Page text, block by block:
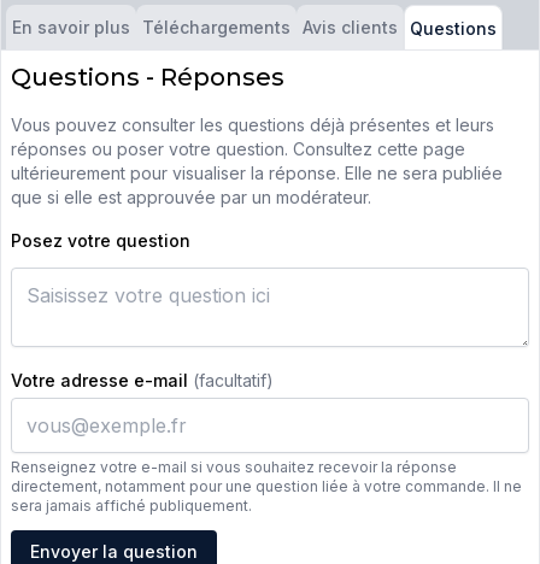
En savoir plus Téléchargements Avis clients Questions
Questions - Réponses
Vous pouvez consulter les questions déjà présentes et leurs
réponses ou poser votre question. Consultez cette page
ultérieurement pour visualiser la réponse. Elle ne sera publiée
que si elle est approuvée par un modérateur.
Posez votre question
Votre adresse e-mail (facultatif)
Renseignez votre e-mail si vous souhaitez recevoir la réponse
directement, notamment pour une question liée à votre commande. Il ne
sera jamais affiché publiquement.
Adresse e-mail
Envoyer la question